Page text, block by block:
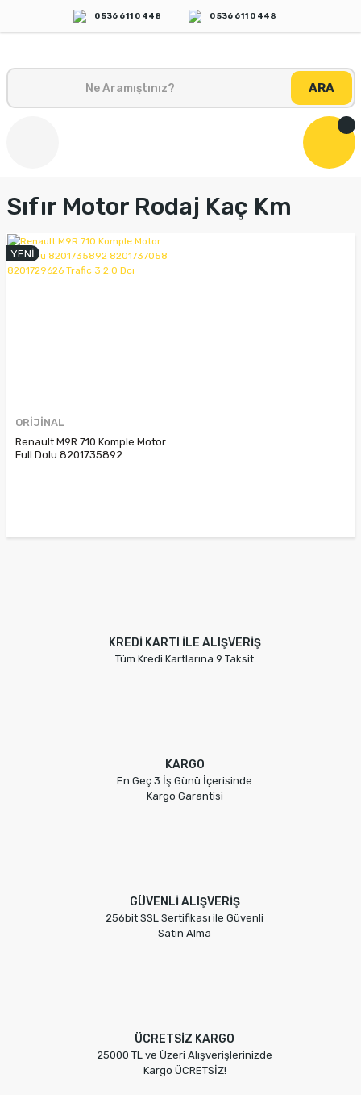
0 536 611 0 448 0 536 611 0 448
ARA
Sıfır Motor Rodaj Kaç Km
YENİ
ORİJİNAL
Renault M9R 710 Komple Motor
Full Dolu 8201735892
KREDİ KARTI İLE ALIŞVERİŞ
Tüm Kredi Kartlarına 9 Taksit
KARGO
En Geç 3 İş Günü İçerisinde
Kargo Garantisi
GÜVENLİ ALIŞVERİŞ
256bit SSL Sertifikası ile Güvenli
Satın Alma
ÜCRETSİZ KARGO
25000 TL ve Üzeri Alışverişlerinizde
Kargo ÜCRETSİZ!